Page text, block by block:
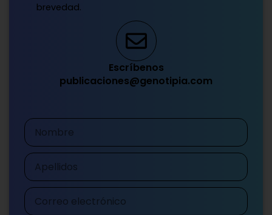
brevedad.
Escríbenos
publicaciones@genotipia.com
Nombre
Apellidos
Correo
electrónico